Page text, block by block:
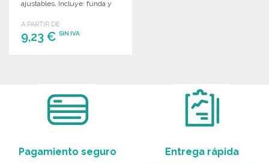
ajustables. Incluye: funda y
acceso a los bolsillos.
A PARTIR DE
9,23 € SIN IVA
Pagamiento seguro Entrega rápida